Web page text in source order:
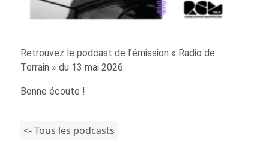
Retrouvez le podcast de l’émission « Radio de
Terrain » du 13 mai 2026.
Bonne écoute !
<- Tous les podcasts